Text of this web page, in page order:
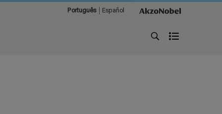
Português Español